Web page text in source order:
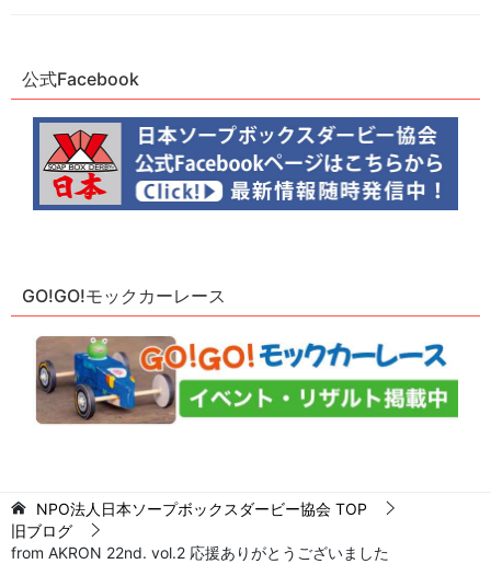
公式Facebook
GO!GO!モックカーレース
NPO法人日本ソープボックスダービー協会 TOP
旧ブログ
from AKRON 22nd. vol.2 応援ありがとうございました